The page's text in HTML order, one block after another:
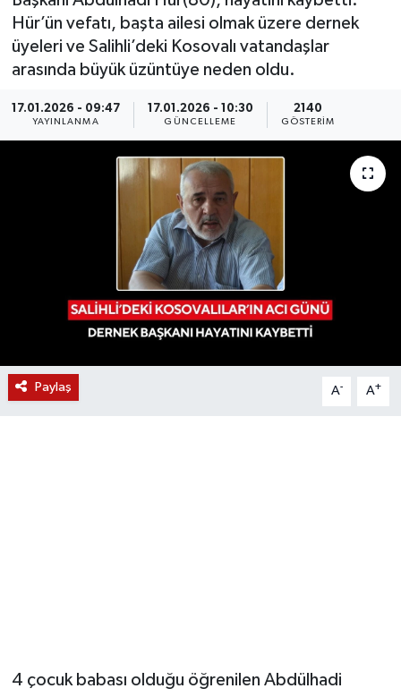
Hür’ün vefatı, başta ailesi olmak üzere dernek
üyeleri ve Salihli’deki Kosovalı vatandaşlar
arasında büyük üzüntüye neden oldu.
17.01.2026 - 09:47
YAYINLANMA
17.01.2026 - 10:30
GÜNCELLEME
2140
GÖSTERIM
Paylaş A- A+
4 çocuk babası olduğu öğrenilen Abdülhadi
KÜLTÜR SANAT
YAŞAM
LIFE
SARIGÖL
SARUHANLI
SELENDİ
KIRKAĞAÇ
GÖLMARMARA
GÖRDES
SOMA
KÖPRÜBAŞI
KULA
SALİHLİ
ŞEHZADELER
SELENDİ
TURGUTLU
EKONOMİ
EĞİTİM
KÜLTÜR SANAT
BİLİM VE TEKNOLOJİ
MANİSA'NIN YÖRESEL LEZZETLERİ